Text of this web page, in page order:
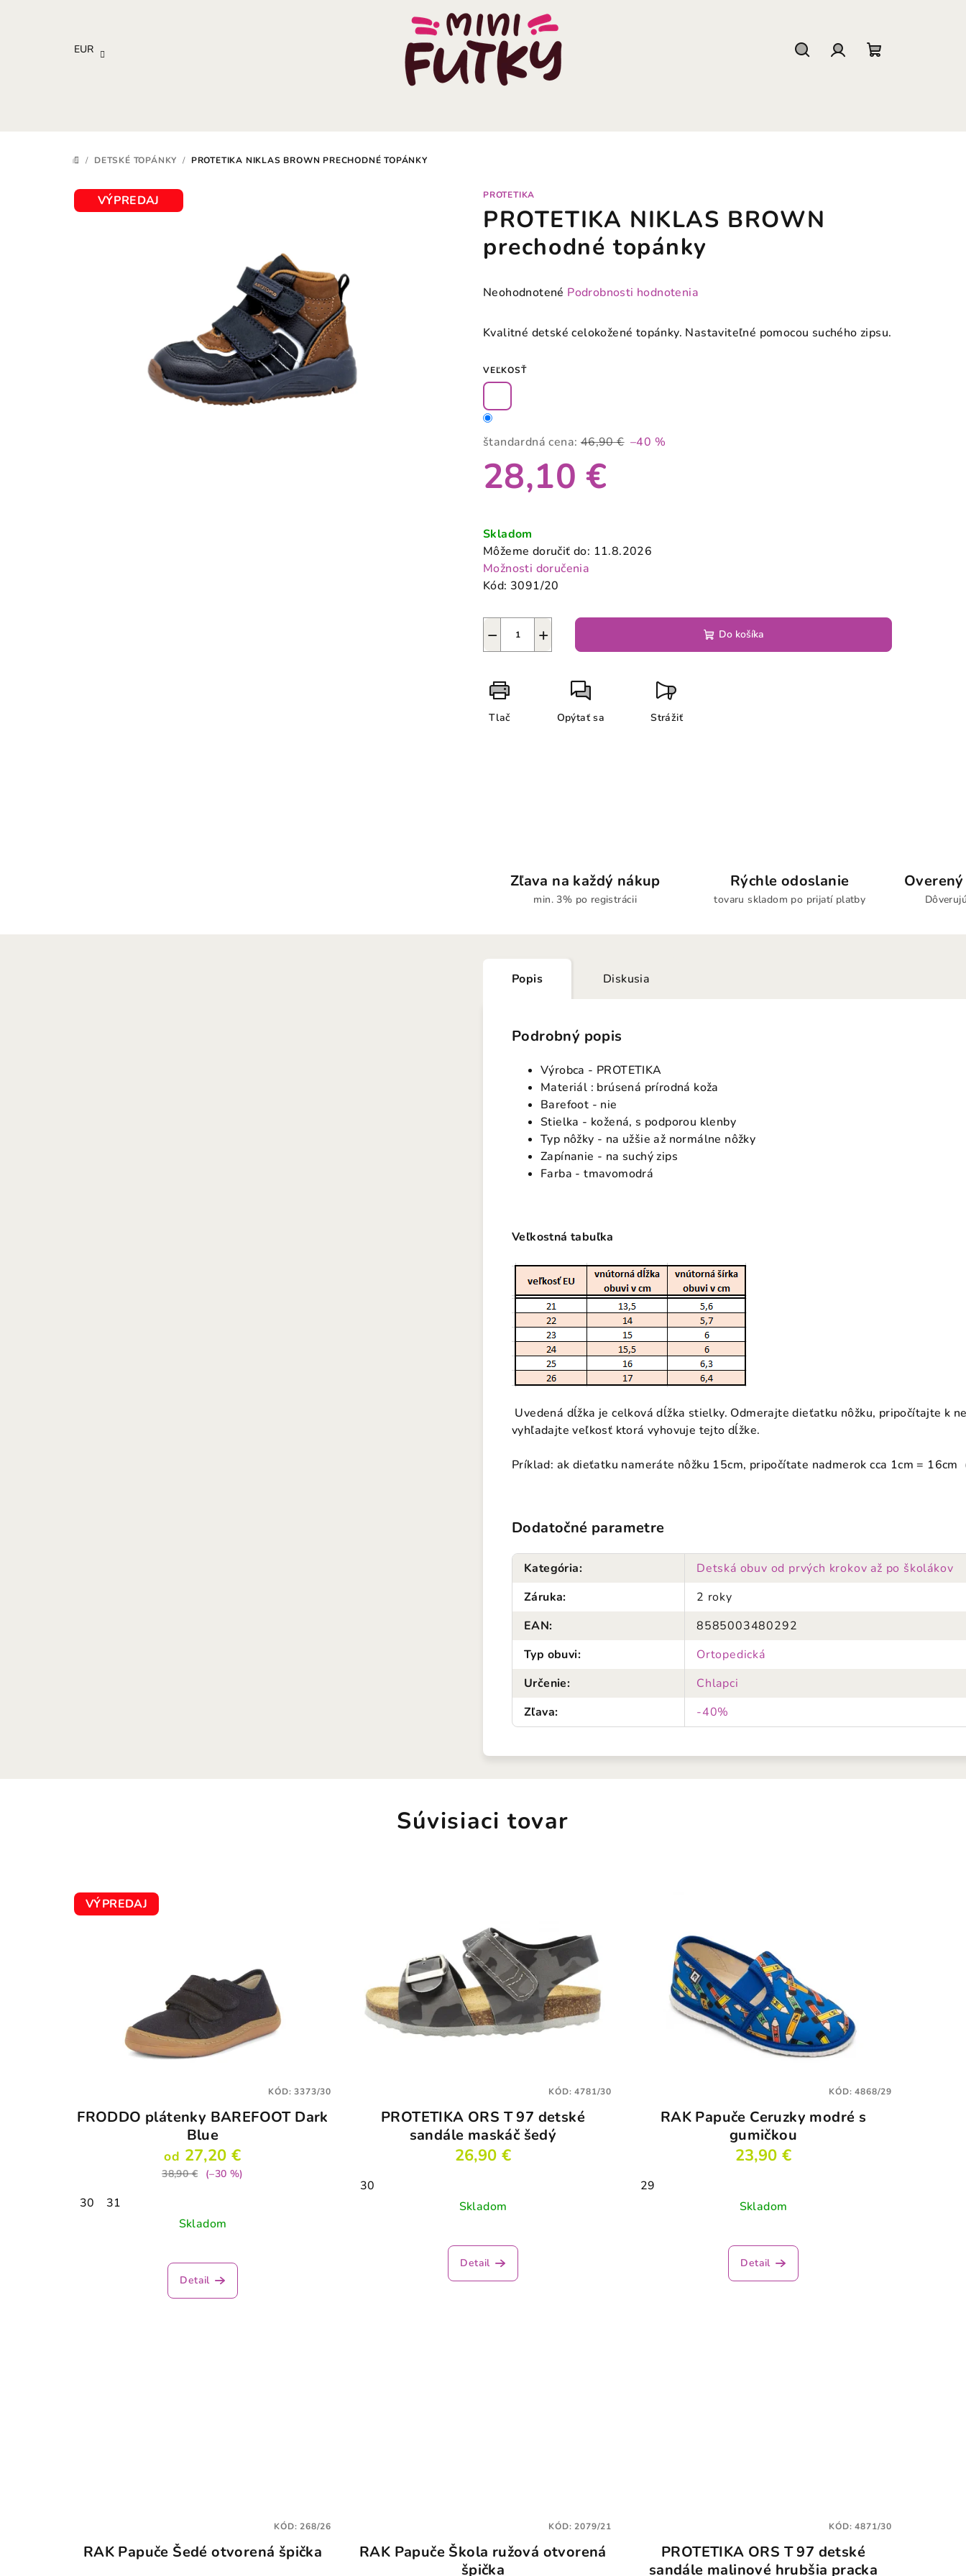
EUR
DOMOV
/ DETSKÉ TOPÁNKY / PROTETIKA NIKLAS BROWN PRECHODNÉ TOPÁNKY
PROTETIKA
PROTETIKA NIKLAS BROWN
prechodné topánky
Priemerné
produktu
z
hviezdičiek.
Neohodnotené Podrobnosti hodnotenia
Kvalitné detské celokožené topánky. Nastaviteľné pomocou suchého zipsu.
VEĽKOSŤ
štandardná cena: 46,90 € –40 %
28,10 €
cena:
Skladom
Môžeme doručiť do: 11.8.2026
Možnosti doručenia
Kód: 3091/20
+
− Do košíka
Tlač Opýtať sa Strážiť
VÝPREDAJ
Zľava na každý nákup
min. 3% po registrácii
Rýchle odoslanie
tovaru skladom po prijatí platby
Popis Diskusia
Podrobný popis
Výrobca - PROTETIKA
Materiál : brúsená prírodná koža
Barefoot - nie
Stielka - kožená, s podporou klenby
Typ nôžky - na užšie až normálne nôžky
Zapínanie - na suchý zips
Farba - tmavomodrá
Veľkostná tabuľka
Uvedená dĺžka je celková dĺžka stielky. Odmerajte dieťatku nôžku, pripočítajte k
vyhľadajte veľkosť ktorá vyhovuje tejto dĺžke.
Príklad: ak dieťatku nameráte nôžku 15cm, pripočítate nadmerok cca 1cm =
Dodatočné parametre
Kategória:
Detská obuv od prvých krokov až po školákov
Záruka:
2 roky
EAN:
8585003480292
Typ obuvi:
Ortopedická
Určenie:
Chlapci
Zľava: -40%
Súvisiaci tovar
VÝPREDAJ
FRODDO plátenky BAREFOOT Dark
Blue
od 27,20 €
38,90 € (–30 %)
30
31
Skladom
Detail
KÓD:3373/30
PROTETIKA ORS T 97 detské
sandále maskáč šedý
26,90 €
30
Skladom
hodnotenie
produktu
je
Detail
KÓD:4781/30
RAK Papuče Ceruzky modré s
gumičkou
23,90 €
29
Skladom
Detail
KÓD:4868/29
RAK Papuče Šedé otvorená špička
KÓD:268/26
RAK Papuče Škola ružová otvorená
špička
KÓD:2079/21
PROTETIKA ORS T 97 detské
sandále malinové hrubšia pracka
KÓD:4871/30